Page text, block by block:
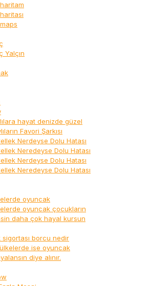
Yalçın
hayat denizde güzel
Favori Şarkısı
Nerdeyse Dolu Hatası
Neredeyse Dolu Hatası
Nerdeyse Dolu Hatası
Neredeyse Dolu Hatası
oyuncak
oyuncak çocukların
daha çok hayal kursun
sigortası borcu nedir
ise oyuncak
diye alınır.